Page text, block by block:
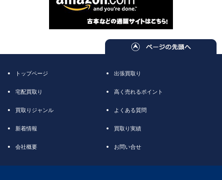
トップページ 出張買取り
宅配買取り 高く売れるポイント
買取りジャンル よくある質問
新着情報 買取り実績
会社概要 お問い合せ